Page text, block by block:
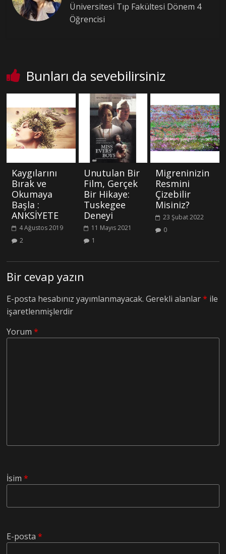
Üniversitesi Tıp Fakültesi Dönem 4
Öğrencisi
Bunları da sevebilirsiniz
Kaygılarını
Bırak ve
Okumaya
Başla :
ANKSİYETE
4 Ağustos 2019
2
Unutulan Bir
Film, Gerçek
Bir Hikaye:
Tuskegee
Deneyi
11 Mayıs 2021
1
Migreninizin
Resmini
Çizebilir
Misiniz?
23 Şubat 2022
0
Bir cevap yazın
E-posta hesabınız yayımlanmayacak. Gerekli alanlar* ile
işaretlenmişlerdir
Yorum*
İsim*
E-posta*